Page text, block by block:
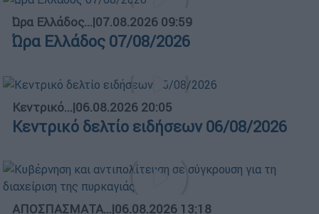
Ώρα Ελλάδος...|07.08.2026 09:59
Ώρα Ελλάδος 07/08/2026
Κεντρικό...|06.08.2026 20:05
Κεντρικό δελτίο ειδήσεων 06/08/2026
ΑΠΟΣΠΑΣΜΑΤΑ...|06.08.2026 13:18